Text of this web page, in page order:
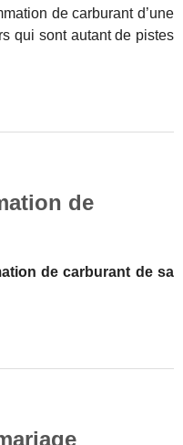
de carburant d’une
qui sont autant de pistes
de
de carburant de sa